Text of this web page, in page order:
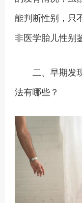
能判断性别，只
非医学胎儿性别
二、早期发现
法有哪些？